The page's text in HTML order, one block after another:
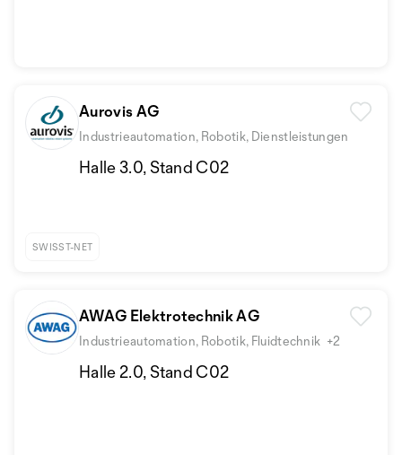
Aurovis AG
Industrieautomation, Robotik, Dienstleistungen
Halle 3.0, Stand C02
SWISST-NET
AWAG Elektrotechnik AG
Industrieautomation, Robotik, Fluidtechnik +2
Halle 2.0, Stand C02